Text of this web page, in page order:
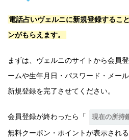
電話占いヴェルニに新規登録するこ
ンがもらえます。
まずは、ヴェルニのサイトから会員
ームや生年月日・パスワード・メー
新規登録を完了させてください。
会員登録が終わったら「 現在の所持
無料クーポン・ポイントが表示され